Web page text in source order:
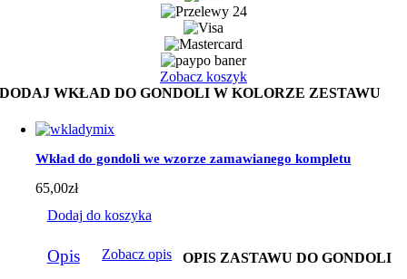
Zobacz koszyk
DODAJ WKŁAD DO GONDOLI W KOLORZE ZESTAWU
Wkład do gondoli we wzorze zamawianego kompletu
65,00zł
Dodaj do koszyka
Opis Zobacz opis
OPIS ZASTAWU DO GONDOLI